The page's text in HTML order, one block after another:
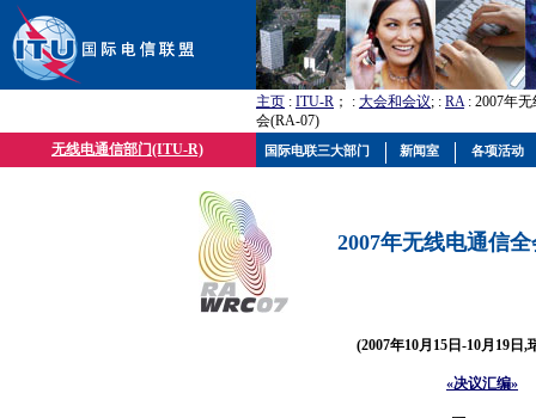
主页 : ITU-R ； : 大会和会议; : RA: 2007年
会(RA-07)
无线电通信部门(ITU-R)
2007年无线电通信
(2007年10月15日-10月19日,
«决议汇编»
国际电联三大部门 新闻室 各项活动